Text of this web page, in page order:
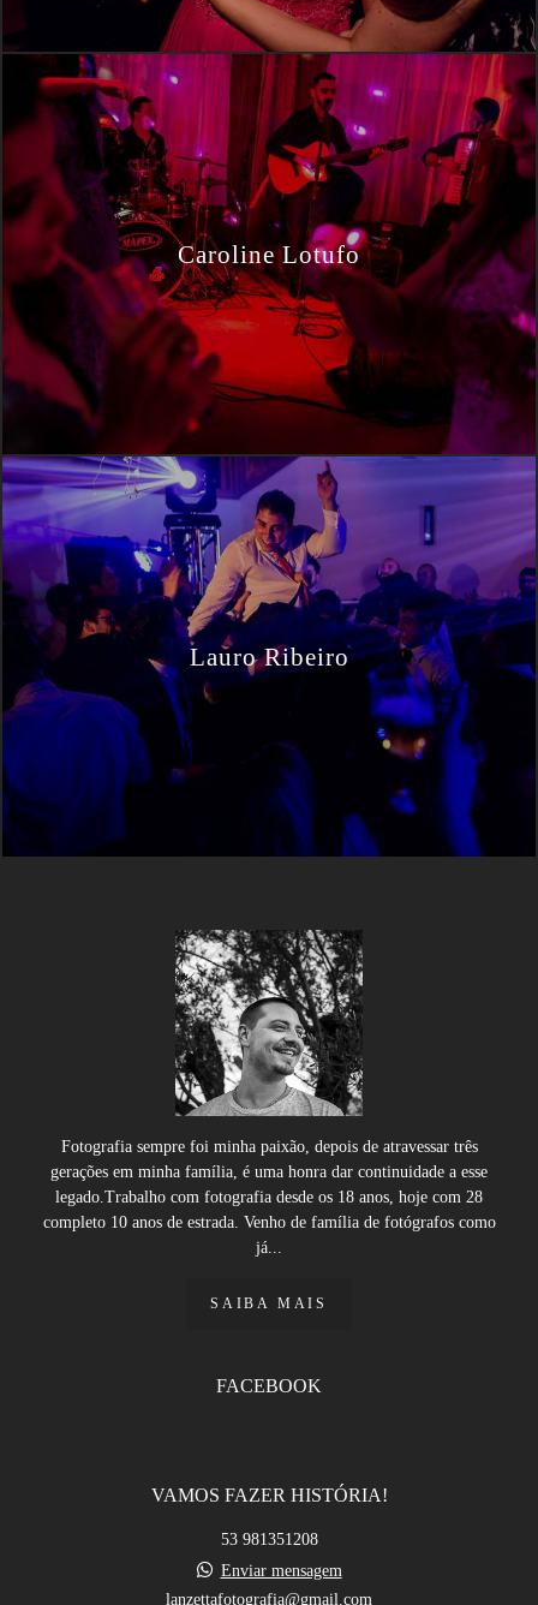
Caroline Lotufo
Lauro Ribeiro
Fotografia sempre foi minha paixão, depois de atravessar três
gerações em minha família, é uma honra dar continuidade a esse
legado.Trabalho com fotografia desde os 18 anos, hoje com 28
completo 10 anos de estrada. Venho de família de fotógrafos como
já...
SAIBA MAIS
FACEBOOK
VAMOS FAZER HISTÓRIA!
53 981351208
Enviar mensagem
lanzettafotografia@gmail.com